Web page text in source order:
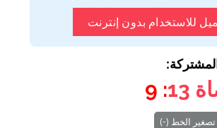
للاستخدام بدون إنترنت
المشتركة:
13
: 9
تصغير الخط (-)